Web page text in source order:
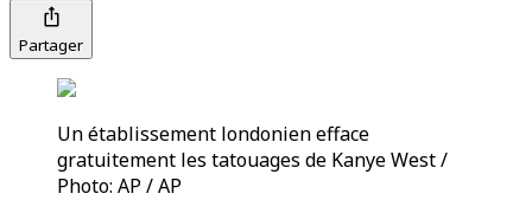
Partager
Un établissement londonien efface
gratuitement les tatouages de Kanye West /
Photo: AP / AP